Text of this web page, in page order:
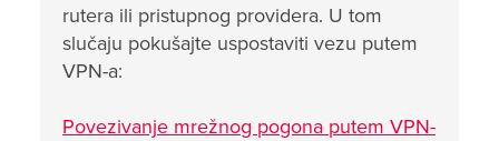
rutera ili pristupnog providera. U tom
slučaju pokušajte uspostaviti vezu putem
VPN-a:
Povezivanje mrežnog pogona putem VPN-